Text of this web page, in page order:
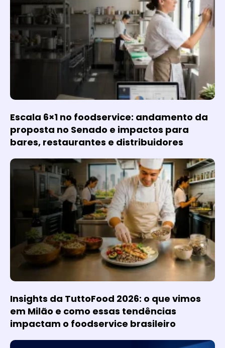
Escala 6×1 no foodservice: andamento da
proposta no Senado e impactos para
bares, restaurantes e distribuidores
Insights da TuttoFood 2026: o que vimos
em Milão e como essas tendências
impactam o foodservice brasileiro